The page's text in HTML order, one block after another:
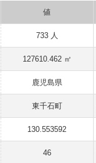
値
733 人
127610.462 ㎡
鹿児島県
東千石町
130.553592
46